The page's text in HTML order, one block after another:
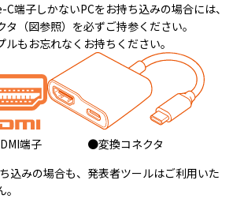
C端子しかないPCをお持ち込みの場合には、
タ（図参照）を必ずご持参ください。
ルもお忘れなくお持ちください。
端子 ●変換コネクタ
込みの場合も、発表者ツールはご利用いた